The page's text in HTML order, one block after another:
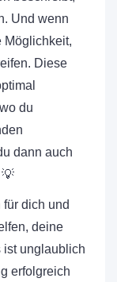
Und wenn
Möglichkeit,
Diese
du
dann auch
dich und
deine
ist unglaublich
erfolgreich